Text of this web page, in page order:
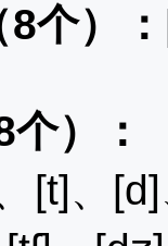
8个）：
个）：
[t]、